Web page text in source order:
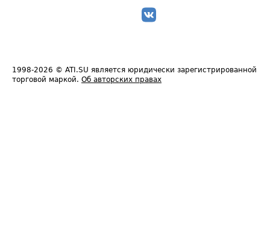
1998-2026 © ATI.SU является юридически зарегистрированной
торговой маркой. Об авторских правах